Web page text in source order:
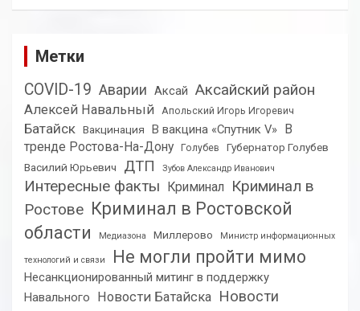
Метки
COVID-19 Аварии Аксай Аксайский район
Алексей Навальный Апольский Игорь Игоревич
Батайск Вакцинация В вакцина «Спутник V»
В
тренде Ростова-На-Дону
Голубев
Губернатор Голубев
Василий Юрьевич
ДТП Зубов Александр Иванович
Интересные факты Криминал
Криминал в
Ростове Криминал в Ростовской
области
Медиазона Миллерово Министр информационных
технологий и связи Не могли пройти мимо
Несанкционированный митинг в поддержку
Навального
Новости Батайска Новости